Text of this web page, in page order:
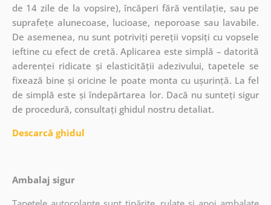
de 14 zile de la vopsire), încăperi fără ventilație, sau pe
suprafețe alunecoase, lucioase, neporoase sau lavabile.
De asemenea, nu sunt potriviți pereții vopsiți cu vopsele
ieftine cu efect de cretă. Aplicarea este simplă – datorită
aderenței ridicate și elasticității adezivului, tapetele se
fixează bine și oricine le poate monta cu ușurință. La fel
de simplă este și îndepărtarea lor. Dacă nu sunteți sigur
de procedură, consultați ghidul nostru detaliat.
Descarcă ghidul
Ambalaj sigur